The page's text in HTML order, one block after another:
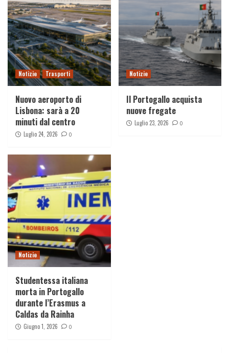
Notizie Trasporti
Nuovo aeroporto di
Lisbona: sarà a 20
minuti dal centro
Luglio 24, 2026 0
Notizie
Il Portogallo acquista
nuove fregate
Luglio 23, 2026 0
Notizie
Studentessa italiana
morta in Portogallo
durante l’Erasmus a
Caldas da Rainha
Giugno 1, 2026 0